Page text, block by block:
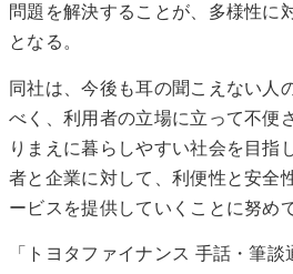
問題を解決することが、多様性に
となる。
同社は、今後も耳の聞こえない人
べく、利用者の立場に立って不便
りまえに暮らしやすい社会を目指
者と企業に対して、利便性と安全
ービスを提供していくことに努め
「トヨタファイナンス 手話・筆